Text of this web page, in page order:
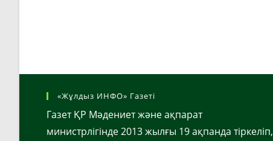
«Жұлдыз ИНФО» Газеті
Газет ҚР Мәдениет және ақпарат
министрлігінде 2013 жылғы 19 ақпанда тіркеліп,